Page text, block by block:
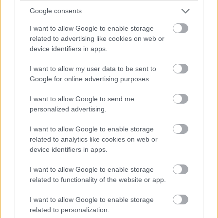
Google consents
I want to allow Google to enable storage
related to advertising like cookies on web or
device identifiers in apps.
I want to allow my user data to be sent to
Google for online advertising purposes.
I want to allow Google to send me
personalized advertising.
I want to allow Google to enable storage
related to analytics like cookies on web or
device identifiers in apps.
I want to allow Google to enable storage
related to functionality of the website or app.
I want to allow Google to enable storage
related to personalization.
jogalkotóinak sem, hiszen a 150 vagy annál több
munkavállalót foglalkoztató vállalatok esetében ezt elég
2027. június 7-ig elvégezni, ezt követően pedig a vállalat
méretétől függően évente (250 vagy annál több
munkavállaló esetén) kell megismételni. A 100-149
munkavállalót foglalkoztató vállalatoknak még hosszabb
lesz az átmeneti időszak: az első jelentést 2031. június
7-ig kell elkészíteniük, majd ezt követően háromévente
A munkavállalók érdekeit védeni hivatott képviselők, a
munkaügyi felügyelőségek és az egyenlő bánásmóddal
foglalkozó testületek is nagyobb hatáskört kapnak majd,
hiszen jogosultak lesznek pontosítást kérni a jelentéssel
Bár a kapcsolódó magyar szabályok nem kerültek még